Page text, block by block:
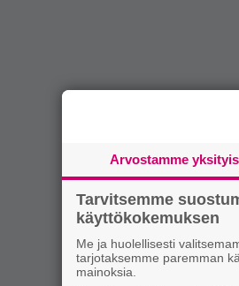
Arvostamme
Tarvitsemme
käyttökokemuksen
Me ja huolellisesti
tarjotaksemme paremman
mainoksia.